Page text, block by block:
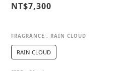
NT$7,300
FRAGRANCE : RAIN CLOUD
RAIN CLOUD